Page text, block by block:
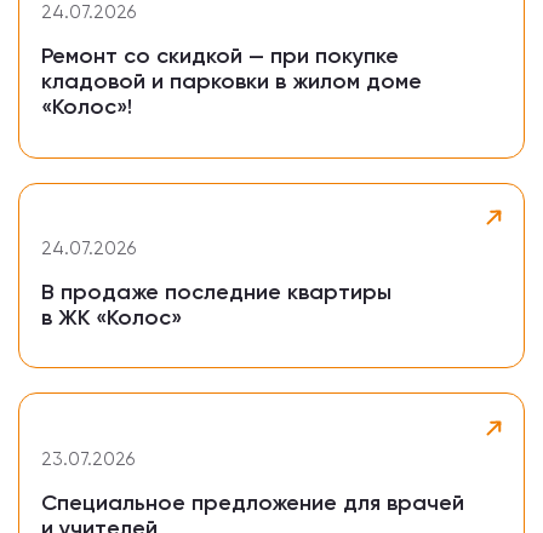
24.07.2026
Ремонт со скидкой — при покупке
кладовой и парковки в жилом доме
«Колос»!
24.07.2026
В продаже последние квартиры
в ЖК «Колос»
23.07.2026
Специальное предложение для врачей